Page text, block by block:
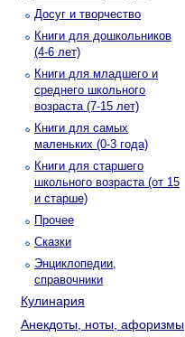
Досуг и творчество
Книги для дошкольников
(4-6 лет)
Книги для младшего и
среднего школьного
возраста (7-15 лет)
Книги для самых
маленьких (0-3 года)
Книги для старшего
школьного возраста (от 15
и старше)
Прочее
Сказки
Энциклопедии,
справочники
Кулинария
Анекдоты, ноты, афоризмы